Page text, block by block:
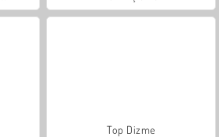
Top Dizme